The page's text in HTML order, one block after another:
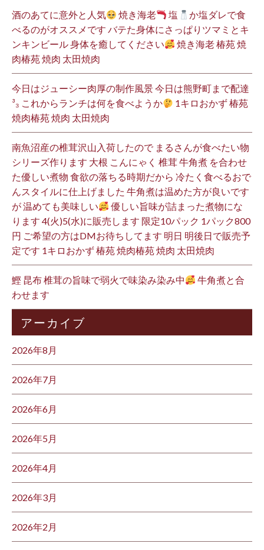
酒のあてに意外と人気 焼き海老 塩
か塩ダレで食
べるのがオススメです バテた身体にさっぱりツマミとキ
ンキンビール 身体を癒してください
焼き海老 椿苑 焼
肉椿苑 焼肉 太田焼肉
今日はジューシー肉厚の制作風景 今日は熊野町まで配達
³₃ これからランチは何を食べようか
1キロおかず 椿苑
焼肉椿苑 焼肉 太田焼肉
南魚沼産の椎茸沢山入荷したので まるさんが食べたい物
シリーズ作ります 大根 こんにゃく 椎茸 牛角煮 を合わせ
た優しい煮物 食欲の落ちる時期だから 冷たく食べるおで
んスタイルに仕上げました 牛角煮は温めた方が良いです
が 温めても美味しい
優しい旨味が詰まった煮物にな
ります 4(火)5(水)に販売します 限定10パック 1パック800
円 ご希望の方はDMお待ちしてます 明日 明後日で販売予
定です 1キロおかず 椿苑 焼肉椿苑 焼肉 太田焼肉
鰹 昆布 椎茸の旨味で弱火で味染み染み中
牛角煮と合
わせます
アーカイブ
2026年8月
2026年7月
2026年6月
2026年5月
2026年4月
2026年3月
2026年2月